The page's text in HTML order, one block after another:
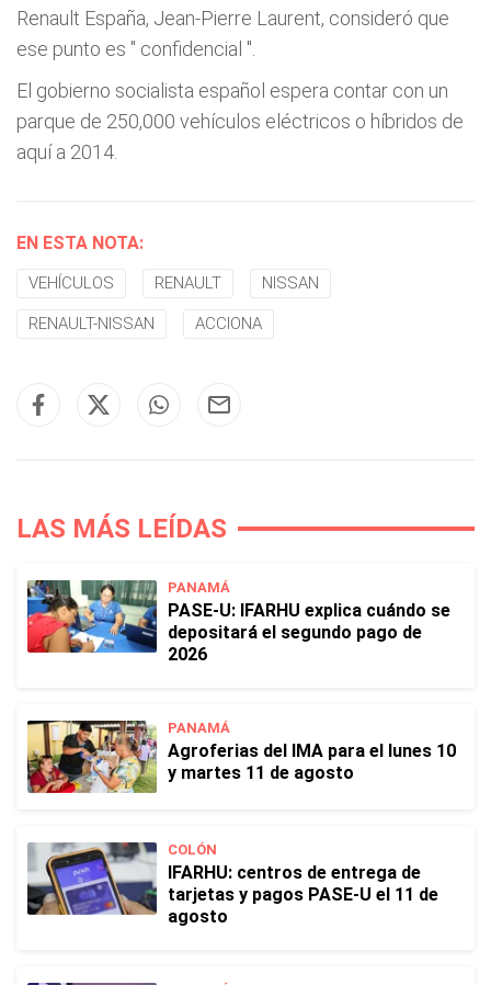
Renault España, Jean-Pierre Laurent, consideró que
ese punto es " confidencial ".
El gobierno socialista español espera contar con un
parque de 250,000 vehículos eléctricos o híbridos de
aquí a 2014.
EN ESTA NOTA:
VEHÍCULOS RENAULT NISSAN
RENAULT-NISSAN ACCIONA
LAS MÁS LEÍDAS
PANAMÁ
PASE-U: IFARHU explica cuándo se
depositará el segundo pago de
2026
PANAMÁ
Agroferias del IMA para el lunes 10
y martes 11 de agosto
COLÓN
IFARHU: centros de entrega de
tarjetas y pagos PASE-U el 11 de
agosto